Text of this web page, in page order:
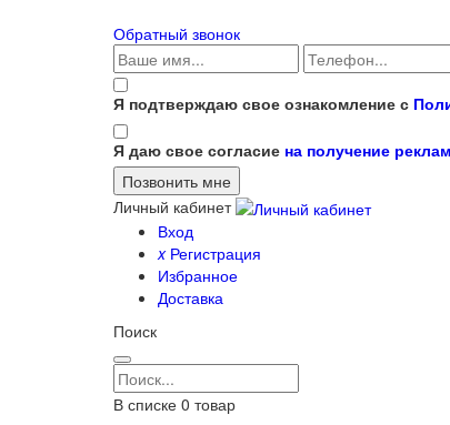
Обратный звонок
Я подтверждаю свое ознакомление с
Я даю свое согласие на получение
Личный кабинет
Вход
xРегистрация
Избранное
Доставка
Поиск
В списке 0 товар